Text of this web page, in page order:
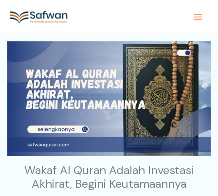
Wakaf Al Quran Adalah Investasi
Akhirat, Begini Keutamaannya